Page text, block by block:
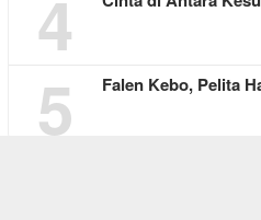
4
5 Falen Kebo, Pelita